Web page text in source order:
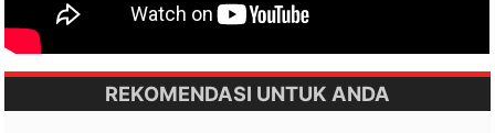
REKOMENDASI UNTUK ANDA